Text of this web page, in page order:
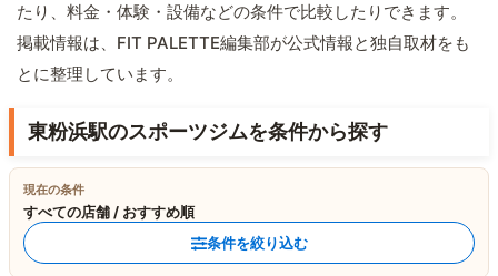
たり、料金・体験・設備などの条件で比較したりできます。
掲載情報は、FIT PALETTE編集部が公式情報と独自取材をも
とに整理しています。
東粉浜駅のスポーツジムを条件から探す
現在の条件
すべての店舗 / おすすめ順
条件を絞り込む